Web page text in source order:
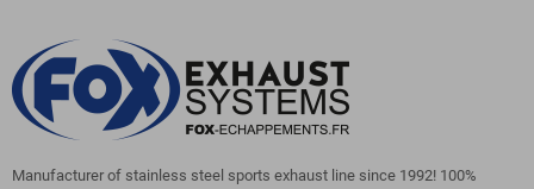
Manufacturer of stainless steel sports exhaust line since 1992! 100%